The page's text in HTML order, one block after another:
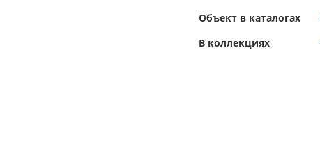
Объект в каталогах
В коллекциях